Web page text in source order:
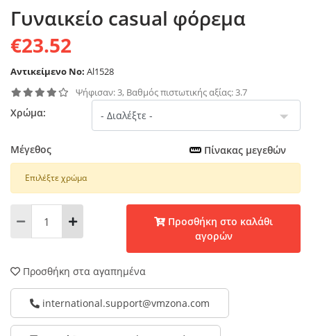
Γυναικείο casual φόρεμα
€23.52
Αντικείμενο No: Al1528
Ψήφισαν: 3, Βαθμός πιστωτικής αξίας: 3.7
Χρώμα:
Μέγεθος Πίνακας μεγεθών
Επιλέξτε χρώμα
αγορών
Προσθήκη στα αγαπημένα
international.support@vmzona.com